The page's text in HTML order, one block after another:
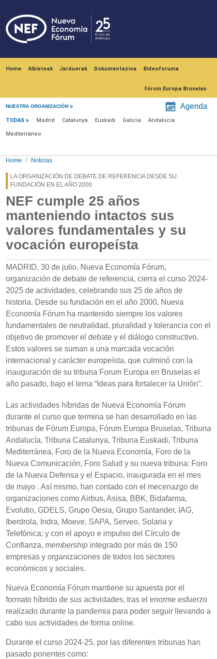
Home Albisteak Jarduerak Dokumentazioa Bideoforuma
Fórum Europa Bruselas
NUESTRA ORGANIZACIÓN Agenda
Menú noticias
TODAS Madrid Catalunya Euskadi Galicia Andalucía
Mediterráneo
Home Noticias
LA ORGANIZACIÓN DE DEBATE DE REFERENCIA DESDE SU
FUNDACIÓN EN EL AÑO 2000
NEF cumple 25 años
manteniendo intactos sus
valores fundamentales y su
vocación europeísta
MADRID, 30 de julio. Nueva Economía Fórum,
organización de debate de referencia, cierra el curso 2024-
2025 de actividades, celebrando sus 25 de años de
historia. Desde su fundación en el año 2000, Nueva
Economía Fórum ha mantenido siempre los valores
fundamentales de neutralidad, pluralidad y tolerancia con el
objetivo de promover el debate y el diálogo constructivo.
Estos valores se suman a una marcada vocación
internacional y carácter europeísta, que culminó con la
inauguración de su tribuna Forum Europa en Bruselas el
año pasado, bajo el lema “Ideas para fortalecer la Unión”.
Las actividades híbridas de Nueva Economía Fórum
durante el curso que termina se han desarrollado en las
tribunas de Fórum Europa, Fórum Europa Bruselas, Tribuna
Andalucía, Tribuna Catalunya, Tribuna Euskadi, Tribuna
Mediterránea, Foro de la Nueva Economía, Foro de la
Nueva Comunicación, Foro Salud y su nueva tribuna: Foro
de la Nueva Defensa y el Espacio, inaugurada en el mes
de mayo . Así mismo, han contado con el mecenazgo de
organizaciones como Airbus, Asisa, BBK, Bidafarma,
Evolutio, GDELS, Grupo Oesia, Grupo Santander, IAG,
Iberdrola, Indra, Moeve, SAPA, Serveo, Solaria y
Telefónica; y con el apoyo e impulso del Círculo de
Confianza, membership integrado por más de 150
empresas y organizaciones de todos los sectores
económicos y sociales.
Nueva Economía Fórum mantiene su apuesta por el
formato híbrido de sus actividades, tras el enorme esfuerzo
realizado durante la pandemia para poder seguir llevando a
cabo sus actividades de forma online.
Durante el curso 2024-25, por las diferentes tribunas han
pasado ponentes como: